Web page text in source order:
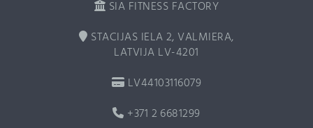
SIA FITNESS FACTORY
STACIJAS IELA 2, VALMIERA,
LATVIJA LV-4201
LV44103116079
+371 2 6681299